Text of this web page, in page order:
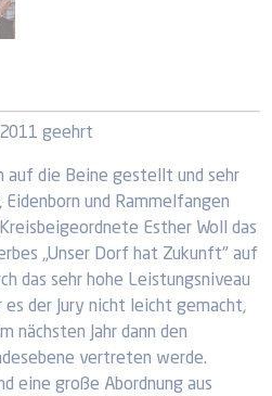
geehrt
auf die Beine gestellt und sehr
und Rammelfangen
Esther Woll das
„Unser Dorf hat Zukunft" auf
das sehr hohe Leistungsniveau
der Jury nicht leicht gemacht,
nächsten Jahr dann den
vertreten werde.
eine große Abordnung aus